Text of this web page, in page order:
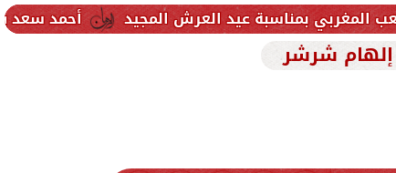
أحمد سعد يطلق «الألبوم عيد العرش المجيد
إلهام شرشر